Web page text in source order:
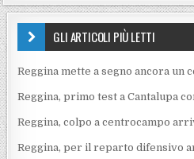
GLI ARTICOLI PIÙ LETTI
Reggina mette a segno ancora un
Reggina, primo test a Cantalupa
Reggina, colpo a centrocampo
Reggina, per il reparto difensivo